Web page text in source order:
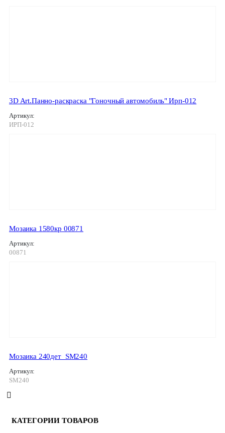
3D Art.Панно-раскраска "Гоночный автомобиль" Ирп-012
Артикул:
ИРП-012
Мозаика 1580кр 00871
Артикул:
00871
Мозаика 240дет_SM240
Артикул:
SM240
КАТЕГОРИИ ТОВАРОВ